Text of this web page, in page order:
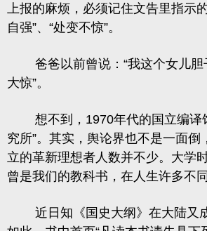
上报的麻烦，必须记住文告里指示
自强”、“处变不惊”。
爸爸以前曾说：“我这个女儿胆
大惊”。
想不到，1970年代的国立编译
究所”。其实，舆论界也不是一面倒
立的革新理想者人数并不少。大学
曾是我们的教科书，在人生许多不
近日知《国史大纲》在大陆又